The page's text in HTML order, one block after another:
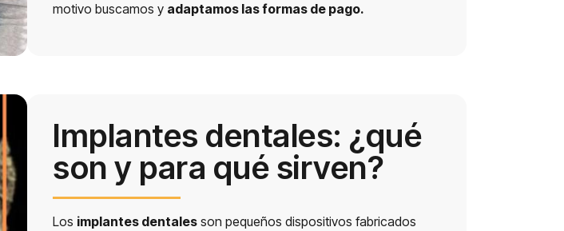
motivo buscamos y adaptamos las formas de pago.
Implantes dentales: ¿qué
son y para qué sirven?
Los implantes dentales son pequeños dispositivos fabricados